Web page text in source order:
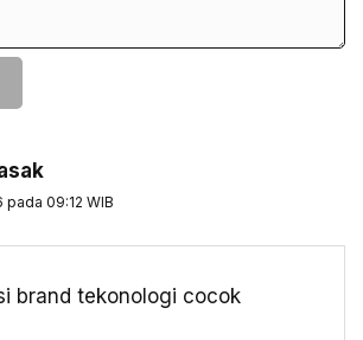
pada 09:12 WIB
brand tekonologi cocok